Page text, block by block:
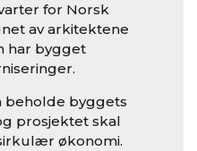
for Norsk
av arkitektene
har bygget
beholde byggets
prosjektet skal
økonomi.